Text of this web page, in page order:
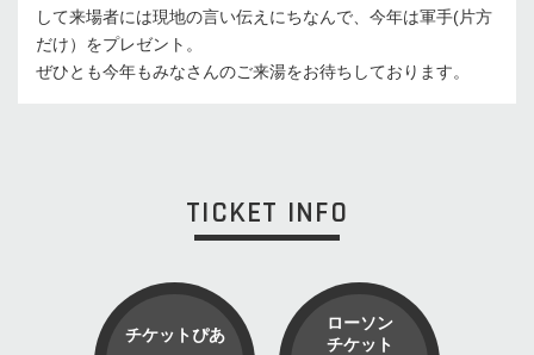
して来場者には現地の言い伝えにちなんで、今年は軍手(片方
だけ）をプレゼント。
ぜひとも今年もみなさんのご来湯をお待ちしております。
TICKET INFO
チケットぴあ
ローソン
チケット